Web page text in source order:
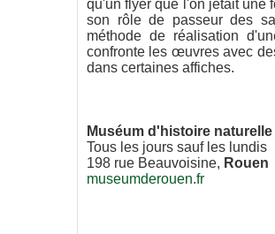
qu'un flyer que l'on jetait une
son rôle de passeur des
méthode de réalisation
confronte les œuvres avec
dans certaines affiches.
Muséum d'histoire naturelle
Tous les jours sauf les lundis
198 rue Beauvoisine, Rouen
museumderouen.fr